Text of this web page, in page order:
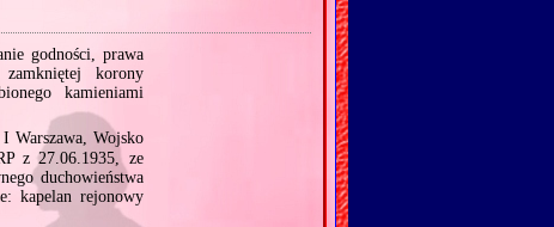
godności, prawa
korony
kamieniami
Wojsko
z 27.06.1935, ze
duchowieństwa
kapelan rejonowy